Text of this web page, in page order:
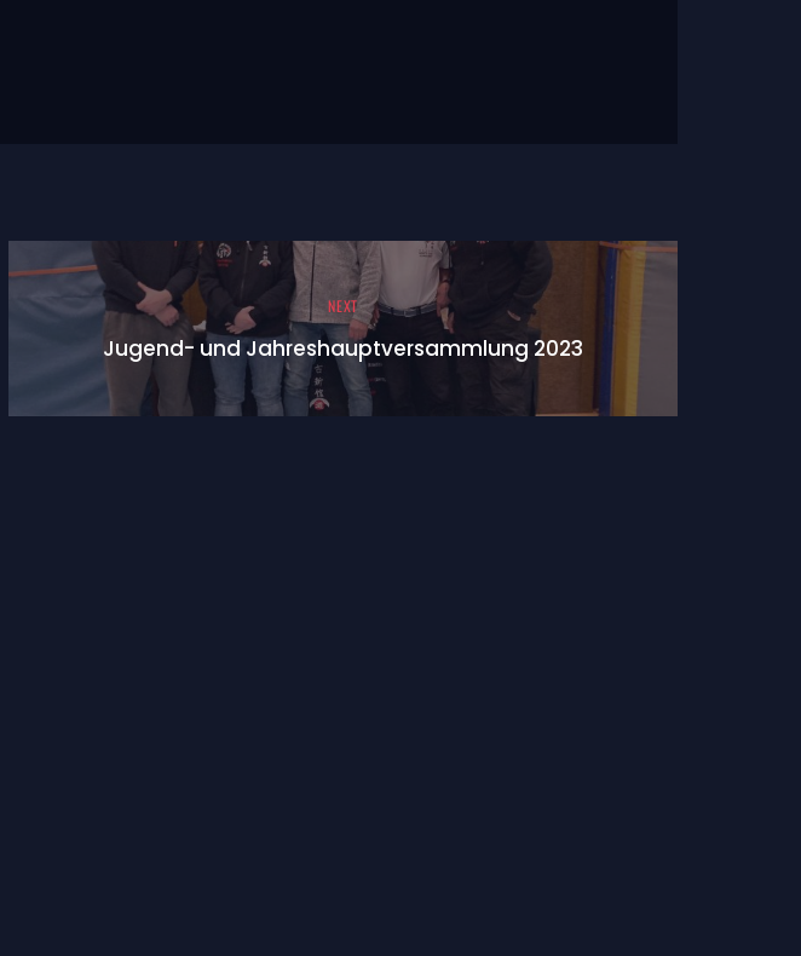
NEXT
Jugend- und Jahreshauptversammlung 2023